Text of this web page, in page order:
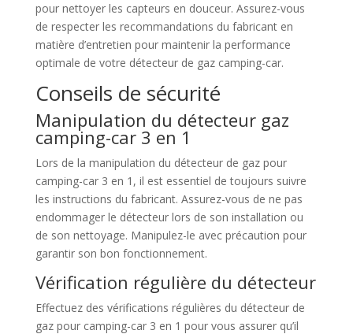
pour nettoyer les capteurs en douceur. Assurez-vous
de respecter les recommandations du fabricant en
matière d’entretien pour maintenir la performance
optimale de votre détecteur de gaz camping-car.
Conseils de sécurité
Manipulation du détecteur gaz
camping-car 3 en 1
Lors de la manipulation du détecteur de gaz pour
camping-car 3 en 1, il est essentiel de toujours suivre
les instructions du fabricant. Assurez-vous de ne pas
endommager le détecteur lors de son installation ou
de son nettoyage. Manipulez-le avec précaution pour
garantir son bon fonctionnement.
Vérification régulière du détecteur
Effectuez des vérifications régulières du détecteur de
gaz pour camping-car 3 en 1 pour vous assurer qu’il